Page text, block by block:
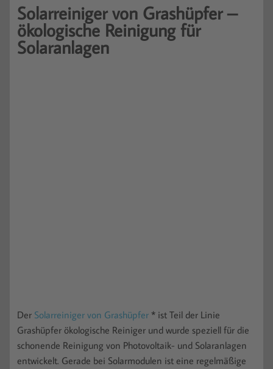
Solarreiniger von Grashüpfer –
ökologische Reinigung für
Solaranlagen
Der Solarreiniger von Grashüpfer * ist Teil der Linie
Grashüpfer ökologische Reiniger und wurde speziell für die
schonende Reinigung von Photovoltaik- und Solaranlagen
entwickelt. Gerade bei Solarmodulen ist eine regelmäßige